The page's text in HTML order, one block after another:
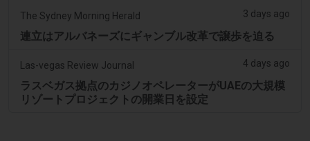
The Sydney Morning Herald 3 days ago
連立はアルバネーズにギャンブル改革で譲歩を迫る
Las-vegas Review Journal 4 days ago
ラスベガス拠点のカジノオペレーターがUAEの大規模
リゾートプロジェクトの開業日を設定